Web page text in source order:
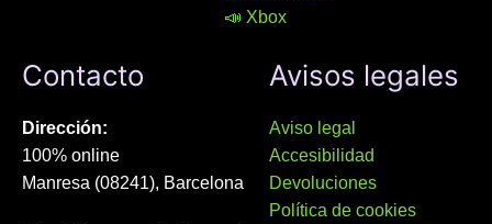
📣 Xbox
Contacto
Dirección:
100% online
Manresa (08241), Barcelona
Avisos legales
Aviso legal
Accesibilidad
Devoluciones
Política de cookies